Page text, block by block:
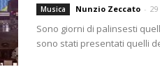
Musica Nunzio Zeccato -
Sono giorni di palinsesti
sono stati presentati quelli